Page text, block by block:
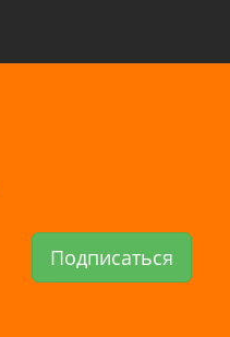
Подписаться